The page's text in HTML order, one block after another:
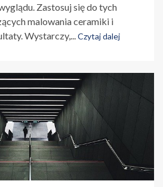
Zastosuj się do tych
malowania ceramiki i
Wystarczy,... Czytaj dalej